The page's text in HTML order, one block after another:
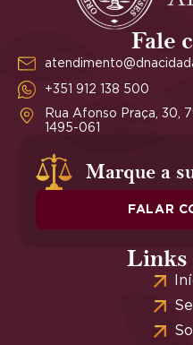
Fale
+351 912 138 500
Rua Afonso Praça, 30,
1495-061
Marque a
FALAR
Links